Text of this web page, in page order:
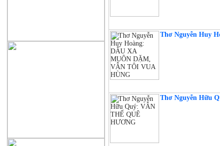
Thơ Nguyễn Huy
Thơ Nguyễn Hữu